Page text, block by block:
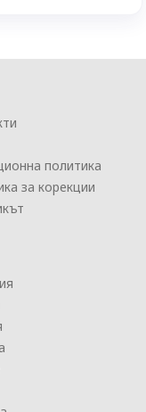
политика
за корекции